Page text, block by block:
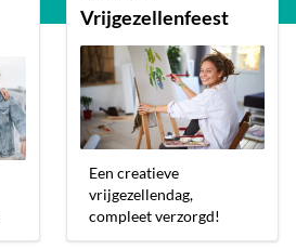
Vrijgezellenfeest
Een creatieve
vrijgezellendag,
compleet verzorgd!